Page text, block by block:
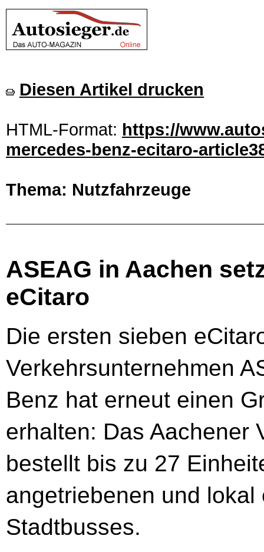
Diesen Artikel drucken
HTML-Format: https://
mercedes-benz-ecitaro-
Thema: Nutzfahrzeuge
ASEAG in Aachen
eCitaro
Die ersten sieben
Verkehrsunternehmen
Benz hat erneut einen
erhalten: Das Aachener
bestellt bis zu 27
angetriebenen und
Stadtbusses.